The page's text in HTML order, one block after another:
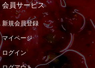
会員サービス
新規会員登録
マイページ
ログイン